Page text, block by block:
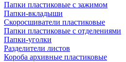
Папки пластиковые с зажимом
Папки-вкладыши
Скоросшиватели пластиковые
Папки пластиковые с отделениями
Папки-уголки
Разделители листов
Короба архивные пластиковые